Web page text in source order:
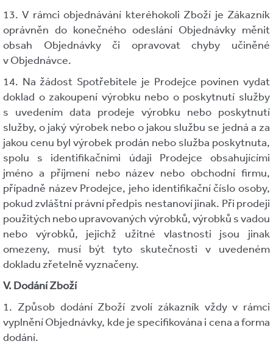
13. V rámci objednávání kteréhokoli Zboží je Zákazník
oprávněn do konečného odeslání Objednávky měnit
obsah Objednávky či opravovat chyby učiněné
v Objednávce.
14. Na žádost Spotřebitele je Prodejce povinen vydat
doklad o zakoupení výrobku nebo o poskytnutí služby
s uvedením data prodeje výrobku nebo poskytnutí
služby, o jaký výrobek nebo o jakou službu se jedná a za
jakou cenu byl výrobek prodán nebo služba poskytnuta,
spolu s identifikačními údaji Prodejce obsahujícími
jméno a příjmení nebo název nebo obchodní firmu,
případně název Prodejce, jeho identifikační číslo osoby,
pokud zvláštní právní předpis nestanoví jinak. Při prodeji
použitých nebo upravovaných výrobků, výrobků s vadou
nebo výrobků, jejichž užitné vlastnosti jsou jinak
omezeny, musí být tyto skutečnosti v uvedeném
dokladu zřetelně vyznačeny.
V. Dodání Zboží
1. Způsob dodání Zboží zvolí zákazník vždy v rámci
vyplnění Objednávky, kde je specifikována i cena a forma
dodání.